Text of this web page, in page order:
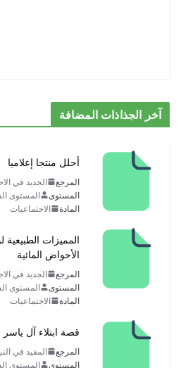
آخر الجذاذات المضافة
أحلل منتجا إعلاميا
المرجع
الجديد في
المستوى
المستوى
المادة
الاجتماعيات
المميزات
الأحواض المائية
المرجع
الجديد في
المستوى
المستوى
المادة
الاجتماعيات
قصة ابتلاء آل ياسر
المرجع
المفيد في
المستوى
المستوى